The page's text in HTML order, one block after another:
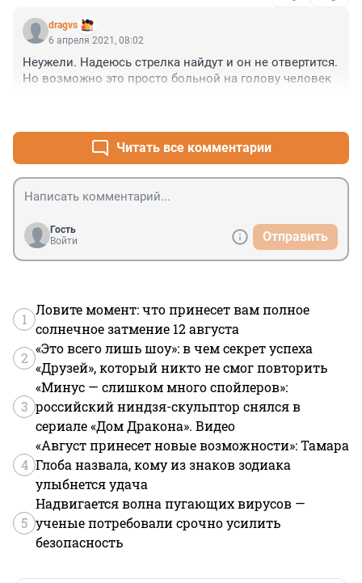
dragvs
6 апреля 2021, 08:02
Неужели. Надеюсь стрелка найдут и он не отвертится.
Но возможно это просто больной на голову человек
Читать все комментарии
Гость
Войти
Отправить
1
Ловите момент: что принесет вам полное
солнечное затмение 12 августа
2
«Это всего лишь шоу»: в чем секрет успеха
«Друзей», который никто не смог повторить
3
«Минус — слишком много спойлеров»:
российский ниндзя-скульптор снялся в
сериале «Дом Дракона». Видео
4
«Август принесет новые возможности»: Тамара
Глоба назвала, кому из знаков зодиака
улыбнется удача
5
Надвигается волна пугающих вирусов —
ученые потребовали срочно усилить
безопасность